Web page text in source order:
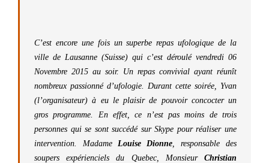
C’est encore une fois un superbe repas ufologique de la
ville de Lausanne (Suisse) qui c’est déroulé vendredi 06
Novembre 2015 au soir. Un repas convivial ayant réunît
nombreux passionné d’ufologie. Durant cette soirée, Yvan
(l’organisateur) à eu le plaisir de pouvoir concocter un
gros programme. En effet, ce n’est pas moins de trois
personnes qui se sont succédé sur Skype pour réaliser une
intervention. Madame Louise Dionne, responsable des
soupers expérienciels du Quebec, Monsieur Christian